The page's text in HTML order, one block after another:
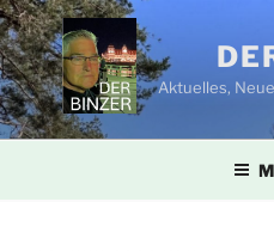
Zum
Inhalt
springen
Aktuelles,